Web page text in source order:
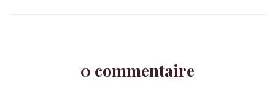
0 commentaire